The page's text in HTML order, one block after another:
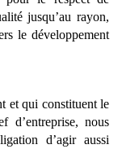
jusqu’au rayon,
le développement
et qui constituent le
d’entreprise, nous
d’agir aussi